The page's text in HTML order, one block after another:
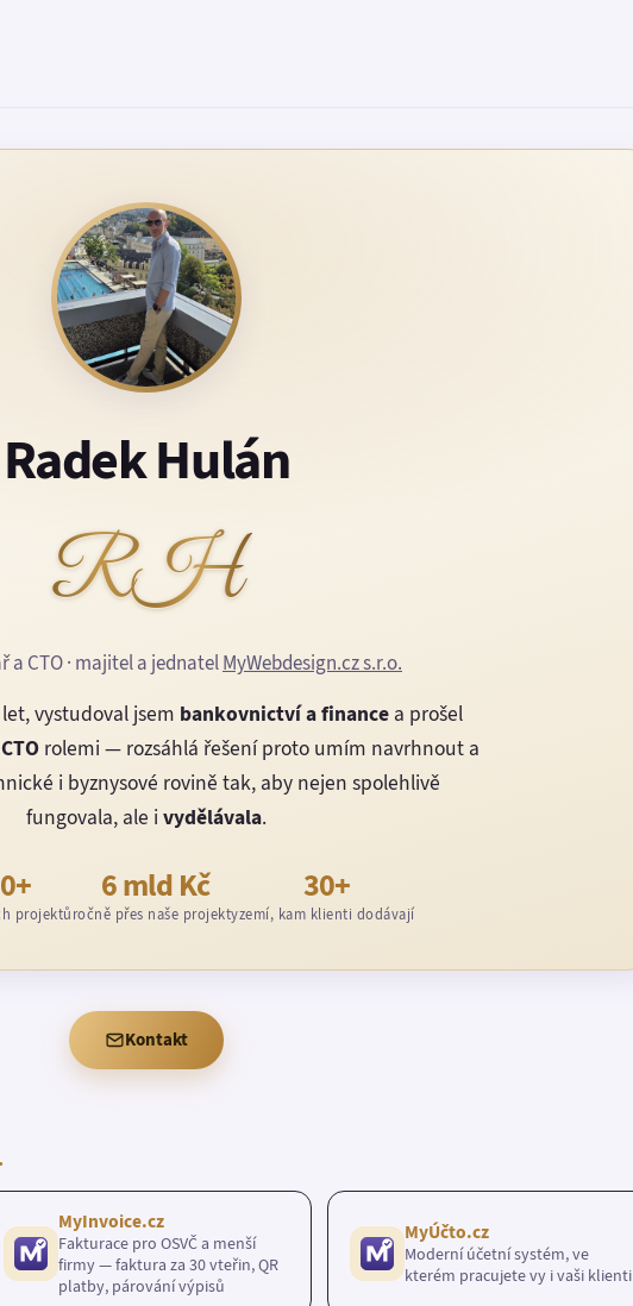
Radek Hulán
RH
a CTO · majitel a jednatelMyWebdesign.cz s.r.o.
vystudoval jsem bankovnictví a financea prošel
CTOrolemi — rozsáhlá řešení proto umím navrhnout a
i byznysové rovině tak, aby nejen spolehlivě
fungovala, ale i vydělávala.
projektů
6 mld Kč
ročně přes naše projekty
30+
zemí, kam klienti dodávají
Kontakt
MyInvoice.cz
Fakturace pro OSVČ a menší
firmy — faktura za 30 vteřin, QR
platby, párování výpisů
MyÚčto.cz
Moderní účetní systém, ve
kterém pracujete vy i vaši klienti